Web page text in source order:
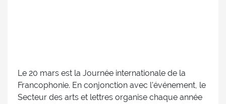
Le 20 mars est la Journée internationale de la
Francophonie. En conjonction avec l'événement, le
Secteur des arts et lettres organise chaque année